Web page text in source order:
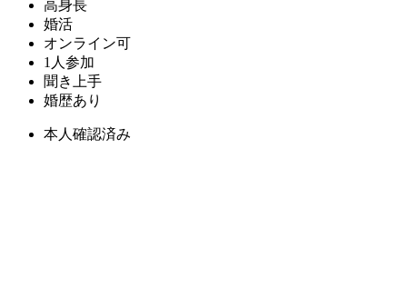
高身長
婚活
オンライン可
1人参加
聞き上手
婚歴あり
本人確認済み